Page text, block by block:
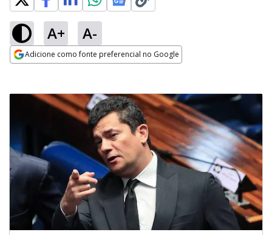
A+ A-
Adicione como fonte preferencial no Google